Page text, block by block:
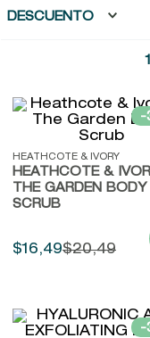
DESCUENTO
-
HEATHCOTE & IVORY
HEATHCOTE &
THE GARDEN BODY
SCRUB
$16,49$20,49
-
7.
kool beauty serum
retrinal
9.
baylis
10. john frieda